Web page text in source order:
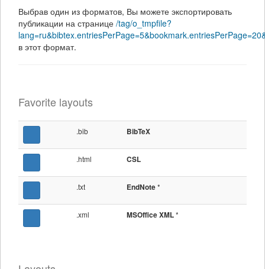
Выбрав один из форматов, Вы можете экспортировать
публикации на странице /tag/o_tmpfile?
в этот формат.
Favorite layouts
.bib BibTeX
.html CSL
.txt EndNote*
.xml MSOffice XML*